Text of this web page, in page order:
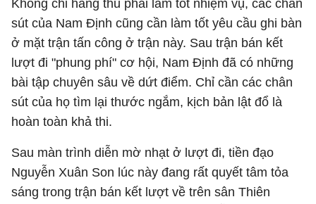
Không chỉ hàng thủ phải làm tốt nhiệm vụ, các chân
sút của Nam Định cũng cần làm tốt yêu cầu ghi bàn
ở mặt trận tấn công ở trận này. Sau trận bán kết
lượt đi "phung phí" cơ hội, Nam Định đã có những
bài tập chuyên sâu về dứt điểm. Chỉ cần các chân
sút của họ tìm lại thước ngắm, kịch bản lật đổ là
hoàn toàn khả thi.
Sau màn trình diễn mờ nhạt ở lượt đi, tiền đạo
Nguyễn Xuân Son lúc này đang rất quyết tâm tỏa
sáng trong trận bán kết lượt về trên sân Thiên